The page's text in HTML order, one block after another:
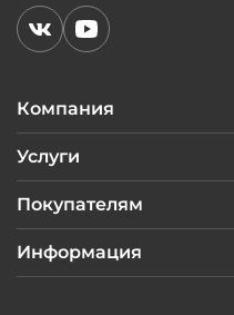
Компания
Услуги
Покупателям
Информация